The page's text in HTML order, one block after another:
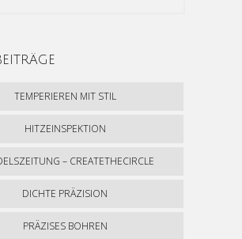
TEMPERIEREN MIT STIL
HITZEINSPEKTION
– CREATETHECIRCLE
DICHTE PRÄZISION
PRÄZISES BOHREN